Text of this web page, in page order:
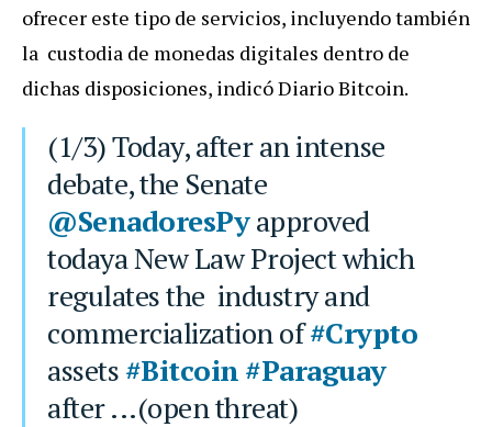
ofrecer este tipo de servicios, incluyendo también
la custodia de monedas digitales dentro de
dichas disposiciones, indicó Diario Bitcoin.
(1/3) Today, after an intense
debate, the Senate
@SenadoresPyapproved
todaya New Law Project which
regulates the industry and
commercialization of#Crypto
assets #Bitcoin #Paraguay
after ...(open threat)